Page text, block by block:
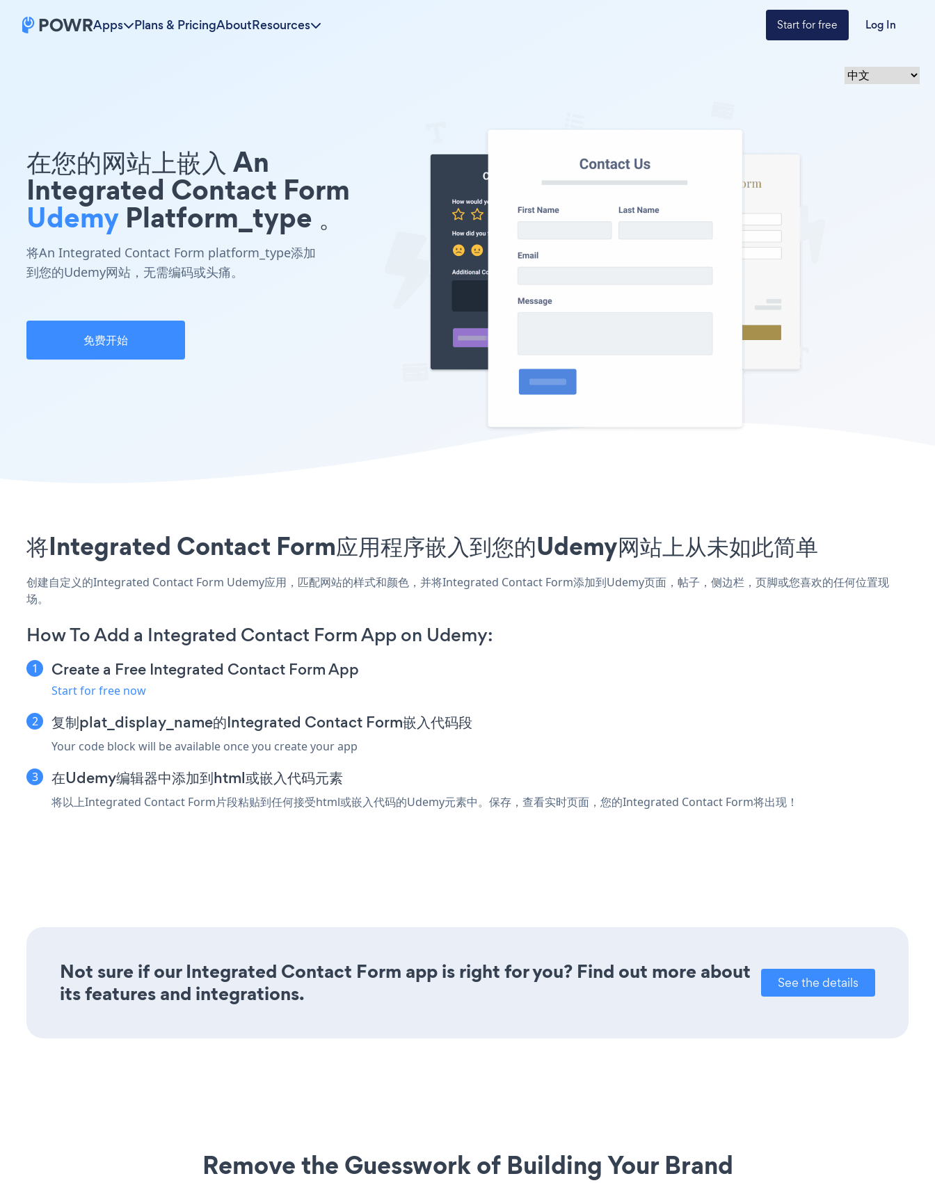
Apps Plans & PricingAboutResources Start for free Log In
在您的网站上嵌入 An
Integrated Contact Form
Udemy Platform_type 。
将An Integrated Contact Form platform_type添加
到您的Udemy网站，无需编码或头痛。
免费开始
将Integrated Contact Form应用程序嵌入到您的Udemy网站上从未如此简单
创建自定义的Integrated Contact Form Udemy应用，匹配网站的样式和颜色，并将Integrated Contact Form添加到Udemy页面，帖子，侧边栏，页脚或您喜欢的任何位置现
场。
How To Add a Integrated Contact Form App on Udemy:
Create a Free Integrated Contact Form App
Start for free now
复制plat_display_name的Integrated Contact Form嵌入代码段
Your code block will be available once you create your app
在Udemy编辑器中添加到html或嵌入代码元素
将以上Integrated Contact Form片段粘贴到任何接受html或嵌入代码的Udemy元素中。保存，查看实时页面，您的Integrated Contact Form将出现！
Not sure if our Integrated Contact Form app is right for you? Find out more about
its features and integrations.
See the details
Remove the Guesswork of Building Your Brand